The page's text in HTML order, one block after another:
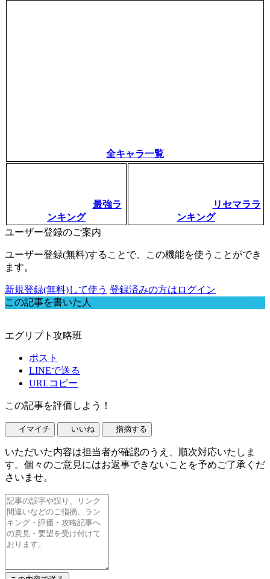
全キャラ一覧
最強ラ
ンキング
リセマララ
ンキング
ユーザー登録のご案内
ユーザー登録(無料)することで、この機能を使うことができ
ます。
新規登録(無料)して使う 登録済みの方はログイン
この記事を書いた人
エグリプト攻略班
ポスト
LINEで送る
URLコピー
この記事を評価しよう！
イマイチ いいね 指摘する
いただいた内容は担当者が確認のうえ、順次対応いたしま
す。個々のご意見にはお返事できないことを予めご了承くだ
さいませ。